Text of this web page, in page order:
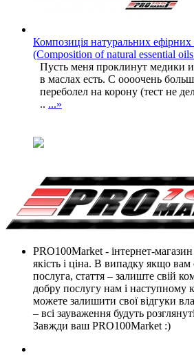
Композиція натуральних ефірних
(Composition of natural essential
Пусть меня проклинут медики
в маслах есть. С оооочень
переболел на корону (тест не
.. ...»
PRO100Market - інтернет-
якість і ціна. В випадку якщо вам
послуга, стаття – залиште свій
добру послугу нам і наступному
можете залишити свої відгуки
– всі зауваження будуть
Завжди ваш PRO100Market :)